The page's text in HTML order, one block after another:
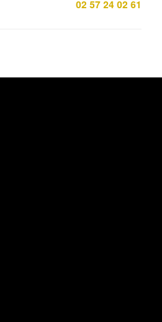
02 57 24 02 61